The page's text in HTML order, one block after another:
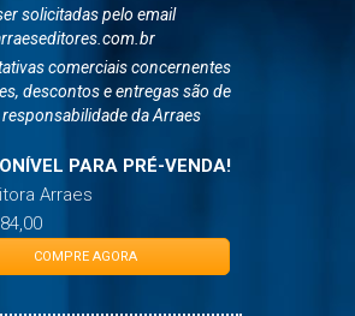
com desconto especial
solicitadas pelo email
comerciais concernentes
descontos e entregas são de
da Arraes
PARA PRÉ-VENDA!
Arraes